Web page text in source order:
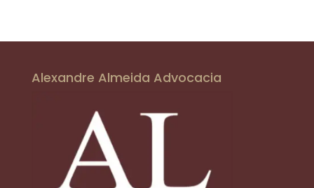
Alexandre Almeida Advocacia